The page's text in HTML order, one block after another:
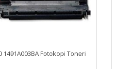
1491A003BA Fotokopi Toneri